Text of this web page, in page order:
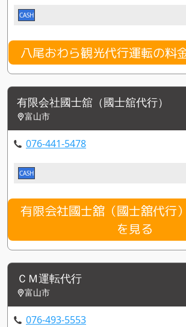
CASH
八尾おわら観光代行運転の料
有限会社國士舘（國士舘代行）
富山市
076-441-5478
CASH
有限会社國士舘（國士舘代行
を見る
ＣＭ運転代行
富山市
076-493-5553